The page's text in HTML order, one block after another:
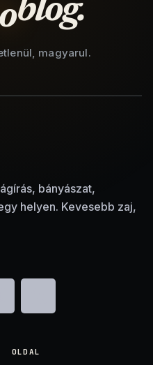
blog.
magyarul.
bányászat,
helyen. Kevesebb zaj,
OLDAL